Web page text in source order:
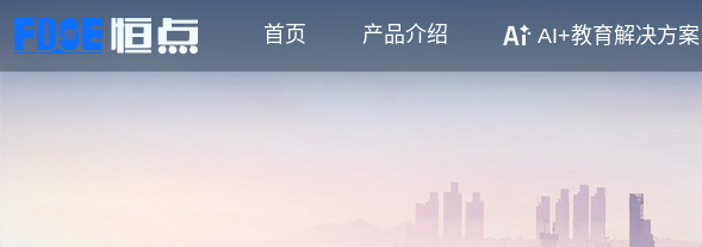
首页 产品介绍 AI+教育解决方案